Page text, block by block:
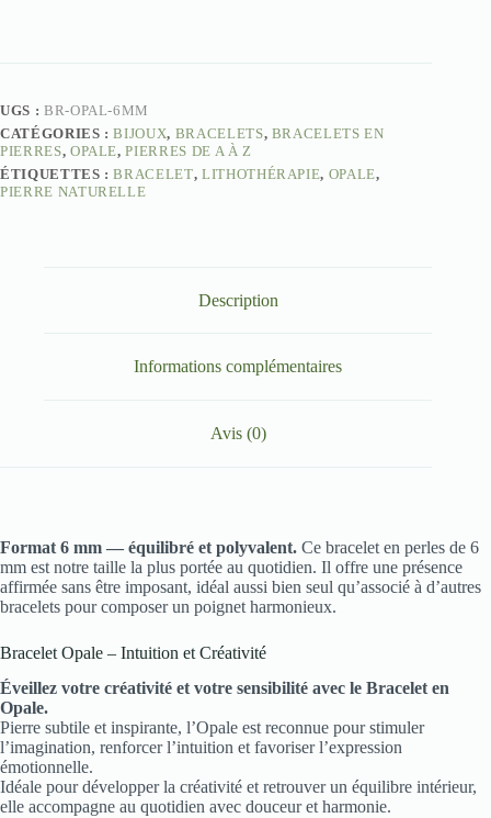
Joie
de
Vivre
UGS : BR-OPAL-6MM
CATÉGORIES :BIJOUX, BRACELETS, BRACELETS EN
PIERRES, OPALE,PIERRES DE A À Z
ÉTIQUETTES :BRACELET, LITHOTHÉRAPIE, OPALE,
PIERRE NATURELLE
Description
Informations complémentaires
Avis (0)
Format 6 mm — équilibré et polyvalent. Ce bracelet en perles de 6
mm est notre taille la plus portée au quotidien. Il offre une présence
affirmée sans être imposant, idéal aussi bien seul qu’associé à d’autres
bracelets pour composer un poignet harmonieux.
Bracelet Opale – Intuition et Créativité
Éveillez votre créativité et votre sensibilité avec le Bracelet en
Opale.
Pierre subtile et inspirante, l’Opale est reconnue pour stimuler
l’imagination, renforcer l’intuition et favoriser l’expression
émotionnelle.
Idéale pour développer la créativité et retrouver un équilibre intérieur,
elle accompagne au quotidien avec douceur et harmonie.